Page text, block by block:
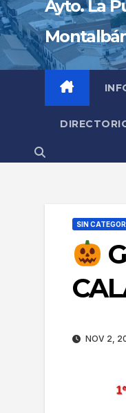
Ayto. La
SIN
NOV 2,